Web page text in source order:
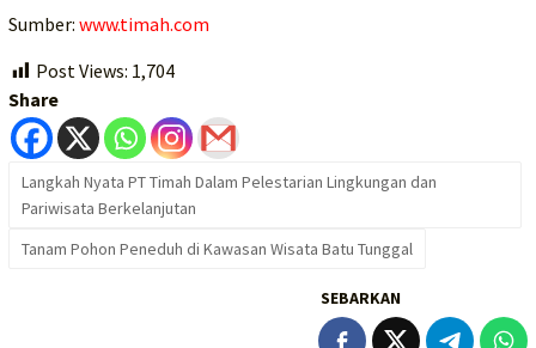
Sumber: www.timah.com
Post Views: 1,704
Share
Langkah Nyata PT Timah Dalam Pelestarian Lingkungan dan
Pariwisata Berkelanjutan
Tanam Pohon Peneduh di Kawasan Wisata Batu Tunggal
SEBARKAN